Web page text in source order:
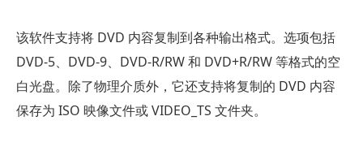
六
部
分：
VideoByte
该软件支持将 DVD 内容复制到各种输出格式。选项包括
DVD-5、DVD-9、DVD-R/RW 和 DVD+R/RW 等格式的空
白光盘。除了物理介质外，它还支持将复制的 DVD 内容
保存为 ISO 映像文件或 VIDEO_TS 文件夹。